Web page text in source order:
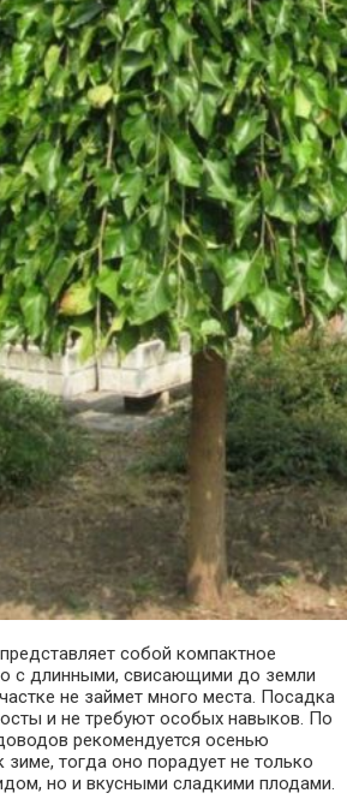
собой компактное
с длинными, свисающими до земли
не займет много места. Посадка
и не требуют особых навыков. По
рекомендуется осенью
зиме, тогда оно порадует не только
но и вкусными сладкими плодами.